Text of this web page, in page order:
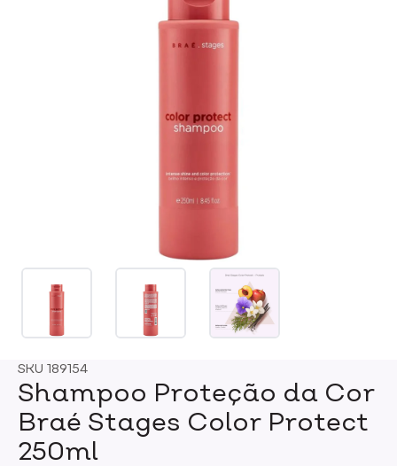
SKU 189154
Shampoo Proteção da Cor
Braé Stages Color Protect
250ml